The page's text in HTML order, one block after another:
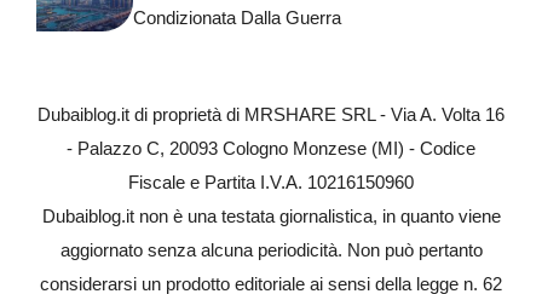
Condizionata Dalla Guerra
Dubaiblog.it di proprietà di MRSHARE SRL - Via A. Volta 16
- Palazzo C, 20093 Cologno Monzese (MI) - Codice
Fiscale e Partita I.V.A. 10216150960
Dubaiblog.it non è una testata giornalistica, in quanto viene
aggiornato senza alcuna periodicità. Non può pertanto
considerarsi un prodotto editoriale ai sensi della legge n. 62